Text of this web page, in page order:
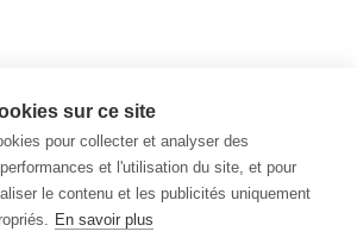
sur ce site
pour collecter et analyser des
et l'utilisation du site, et pour
le contenu et les publicités uniquement
En savoir plus